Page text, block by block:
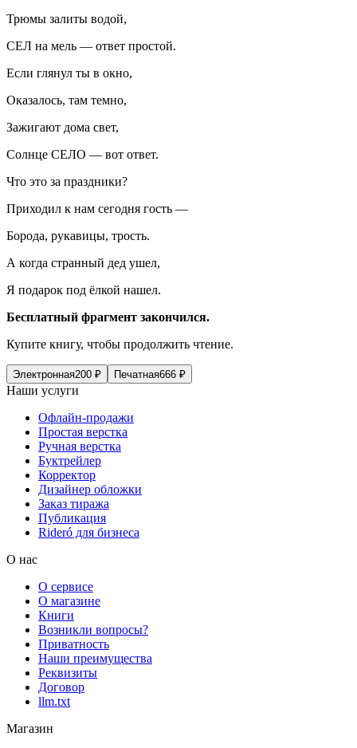
Трюмы залиты водой,
СЕЛ на мель — ответ простой.
Если глянул ты в окно,
Оказалось, там темно,
Зажигают дома свет,
Солнце СЕЛО — вот ответ.
Что это за праздники?
Приходил к нам сегодня гость —
Борода, рукавицы, трость.
А когда странный дед ушел,
Я подарок под ёлкой нашел.
Бесплатный фрагмент закончился.
Купите книгу, чтобы продолжить чтение.
Электронная200 ₽ Печатная666 ₽
Наши услуги
Офлайн-продажи
Простая верстка
Ручная верстка
Буктрейлер
Корректор
Дизайнер обложки
Заказ тиража
Публикация
Rideró для бизнеса
О нас
О сервисе
О магазине
Книги
Возникли вопросы?
Приватность
Наши преимущества
Реквизиты
Договор
llm.txt
Магазин